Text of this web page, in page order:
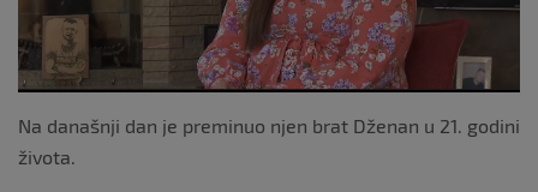
Na današnji dan je preminuo njen brat Dženan u 21. godini
života.